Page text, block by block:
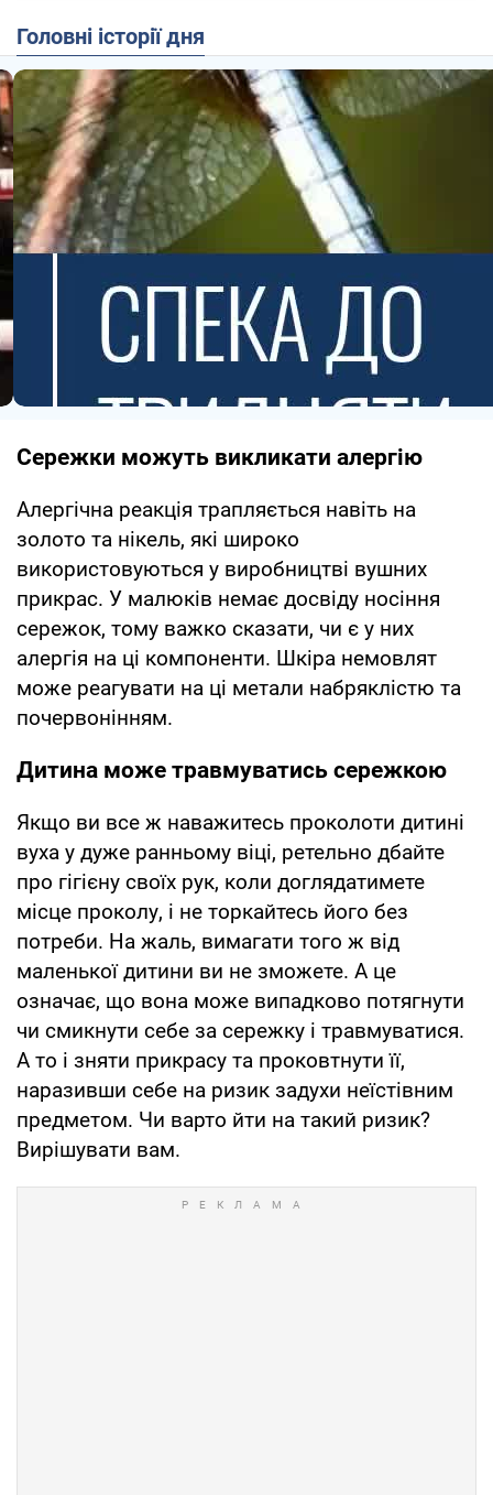
Головні історії дня
Сережки можуть викликати алергію
Алергічна реакція трапляється навіть на
золото та нікель, які широко
використовуються у виробництві вушних
прикрас. У малюків немає досвіду носіння
сережок, тому важко сказати, чи є у них
алергія на ці компоненти. Шкіра немовлят
може реагувати на ці метали набряклістю та
почервонінням.
Дитина може травмуватись сережкою
Якщо ви все ж наважитесь проколоти дитині
вуха у дуже ранньому віці, ретельно дбайте
про гігієну своїх рук, коли доглядатимете
місце проколу, і не торкайтесь його без
потреби. На жаль, вимагати того ж від
маленької дитини ви не зможете. А це
означає, що вона може випадково потягнути
чи смикнути себе за сережку і травмуватися.
А то і зняти прикрасу та проковтнути її,
наразивши себе на ризик задухи неїстівним
предметом. Чи варто йти на такий ризик?
Вирішувати вам.